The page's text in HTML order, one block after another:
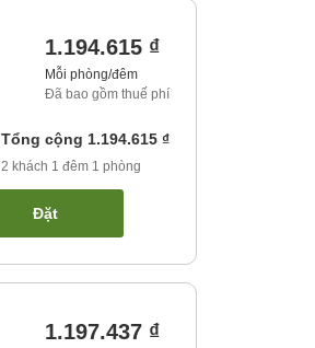
1.194.615 ₫
Mỗi phòng/đêm
Đã bao gồm thuế phí
Tổng cộng 1.194.615 ₫
2 khách 1 đêm 1 phòng
Đặt
1.197.437 ₫